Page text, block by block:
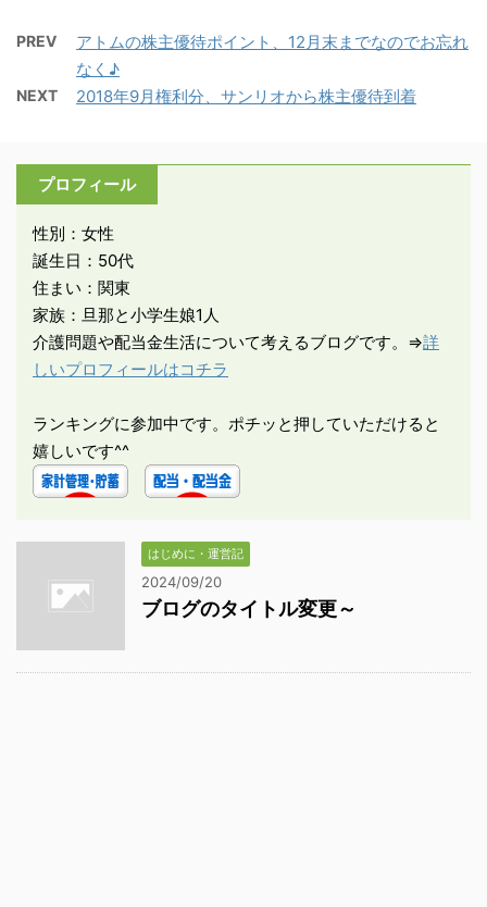
PREV
アトムの株主優待ポイント、12月末までなのでお忘れ
なく♪
NEXT 2018年9月権利分、サンリオから株主優待到着
プロフィール
性別：女性
誕生日：50代
住まい：関東
家族：旦那と小学生娘1人
介護問題や配当金生活について考えるブログです。⇒詳
しいプロフィールはコチラ
ランキングに参加中です。ポチッと押していただけると
嬉しいです^^
はじめに・運営記
2024/09/20
ブログのタイトル変更～